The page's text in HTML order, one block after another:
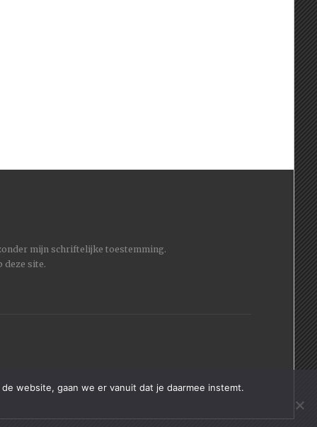
mijn schriftelijke toestemming.
deze site.
website, gaan we er vanuit dat je daarmee instemt.